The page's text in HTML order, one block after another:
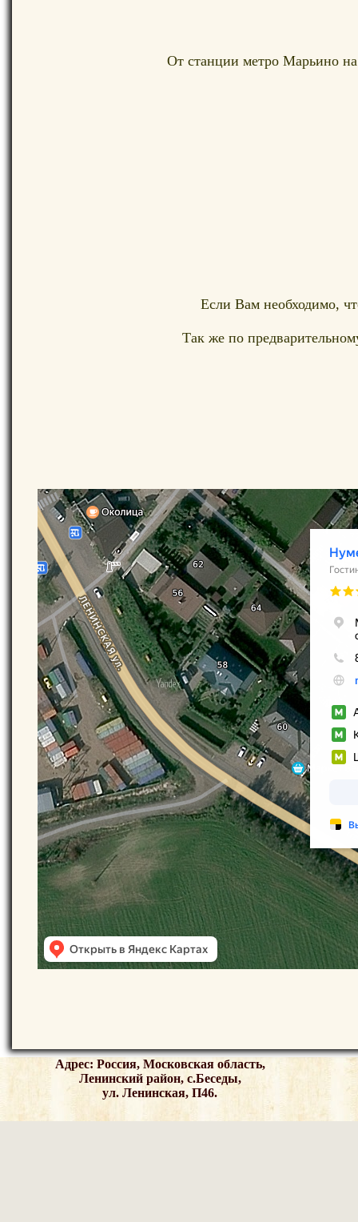
От станции метро Марьино
Если Вам необходимо,
Так же по
Адрес: Россия, Московская область,
Ленинский район, с.Беседы,
ул. Ленинская, П46.